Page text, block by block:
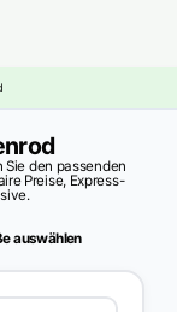
Sie den passenden
Preise, Express-
auswählen